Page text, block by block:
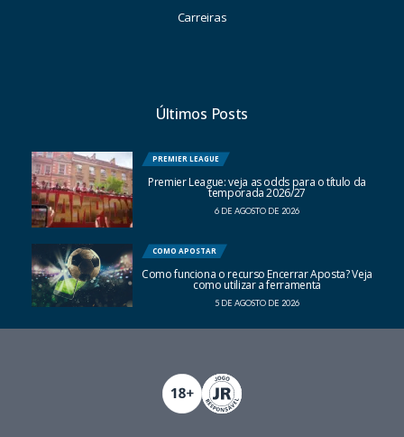
Carreiras
Últimos Posts
PREMIER LEAGUE
Premier League: veja as odds para o título da
temporada 2026/27
6 DE AGOSTO DE 2026
COMO APOSTAR
Como funciona o recurso Encerrar Aposta? Veja
como utilizar a ferramenta
5 DE AGOSTO DE 2026